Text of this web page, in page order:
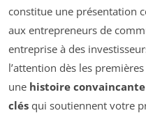
constitue une présentation
aux entrepreneurs de
entreprise à des
l’attention dès les
une histoire convaincante
clés qui soutiennent votre